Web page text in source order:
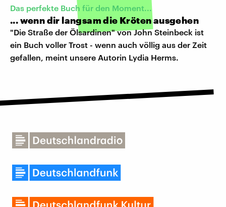
Das perfekte Buch für den Moment...
... wenn dir langsam die Kröten ausgehen
"Die Straße der Ölsardinen" von John Steinbeck ist
ein Buch voller Trost - wenn auch völlig aus der Zeit
gefallen, meint unsere Autorin Lydia Herms.